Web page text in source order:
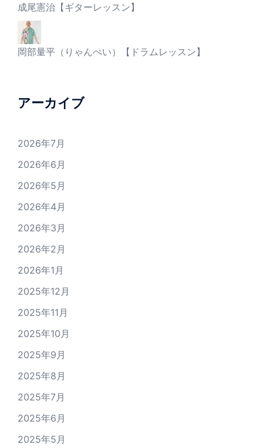
成尾憲治【ギターレッスン】
岡部量平（りゃんぺい）【ドラムレッスン】
アーカイブ
2026年7月
2026年6月
2026年5月
2026年4月
2026年3月
2026年2月
2026年1月
2025年12月
2025年11月
2025年10月
2025年9月
2025年8月
2025年7月
2025年6月
2025年5月